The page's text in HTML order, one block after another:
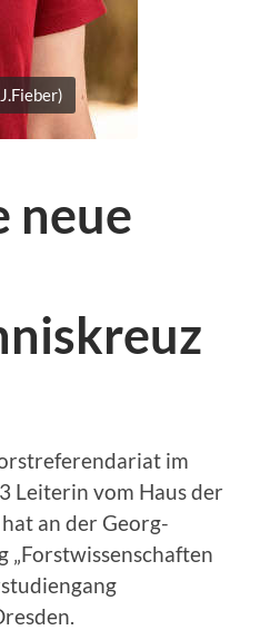
neue
im
Leiterin vom Haus der
an der Georg-